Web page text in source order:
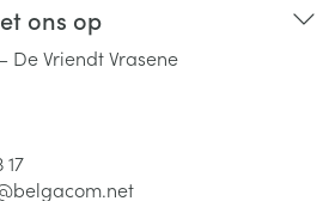
ons op
De Vriendt Vrasene
17
belgacom.net